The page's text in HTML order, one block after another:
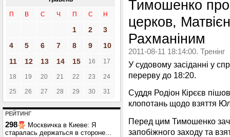
П В С Ч П С Н
1 2
3
4
5 6 7 8 9
10
11
12 13 14 15 16 17
18 19 20 21 22 23 24
25 26 27 28 29 30 31
РЕЙТИНГ
298
Москвичка в Киеве: Я
старалась держаться в стороне...
Тимошенко
церков,
Рахманіним
2011-08-11 18:14:00. Тренінг
У судовому засіданні у
перерву до 18:20.
Суддя Родіон Кірєєв
клопотань щодо взяття
Перед цим Тимошенко
запобіжного заходу та